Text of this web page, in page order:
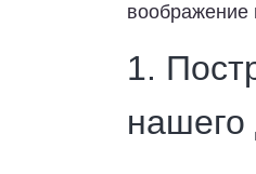
воображение
1.
нашего